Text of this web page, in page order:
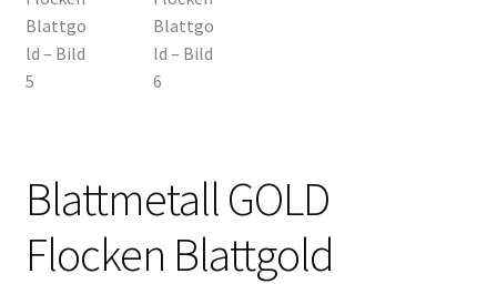
Blattmetall GOLD
Flocken Blattgold